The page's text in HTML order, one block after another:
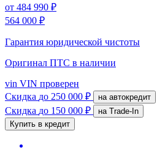
от 484 990 ₽
564 000 ₽
Гарантия юридической чистоты
Оригинал ПТС в наличии
vin VIN проверен
Скидка до 250 000 ₽ на автокредит
Скидка до 150 000 ₽
на Trade-In
Купить в кредит